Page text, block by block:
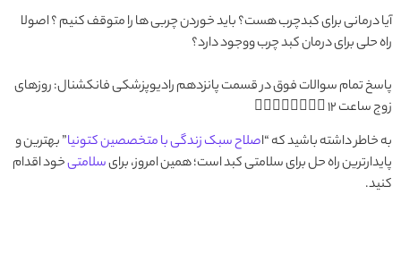
آیا درمانی برای کبدچرب هست؟ باید خوردن چربی ها را متوقف کنیم ؟ اصولا
راه حلی برای درمان کبد چرب ووجود دارد؟
پاسخ تمام سوالات فوق در قسمت پانزدهم رادیوپزشکی فانکشنال: روزهای
زوج ساعت 12 👇🏻👇🏻👇🏻👇🏻
به خاطر داشته باشید که “اصلاح سبک زندگی با متخصصین کتونیا” بهترین و
پایدارترین راه حل برای سلامتی کبد است؛ همین امروز، برایسلامتیخود اقدام
کنید.